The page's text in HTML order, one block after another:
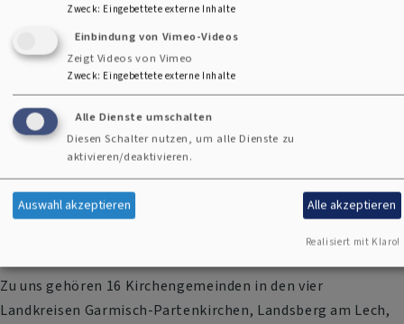
Engagement leben - Verantwortung übernehmen
Partner:innen
Zu uns gehören 16 Kirchengemeinden in den vier
Landkreisen Garmisch-Partenkirchen, Landsberg am Lech,
Zweck: Eingebettete externe Inhalte
Einbindung von Vimeo-Videos
Zeigt Videos von Vimeo
Zweck: Eingebettete externe Inhalte
Alle Dienste umschalten
Diesen Schalter nutzen, um alle Dienste zu
aktivieren/deaktivieren.
Auswahl akzeptieren Alle akzeptieren
Realisiert mit Klaro!